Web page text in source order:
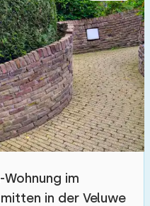
20
(max. km):
5
23
im
in der Veluwe